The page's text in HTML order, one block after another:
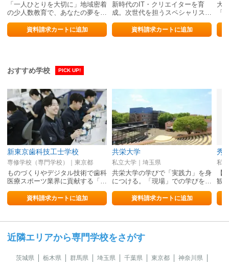
「一人ひとりを大切に」地域密着
の少人数教育で、あなたの夢をカ
タチに!
資料請求カートに追加
新時代のIT・クリエイターを育
成。次世代を担うスペシャリスト
を目指す！
資料請求カートに追加
大
「
は
おすすめ学校 PICK UP!
新東京歯科技工士学校
専修学校（専門学校）｜東京都
ものづくりやデジタル技術で歯科
医療スポーツ業界に貢献する「…
資料請求カートに追加
共栄大学
私立大学｜埼玉県
共栄大学の学びで「実践力」を身
につける。「現場」での学びを…
資料請求カートに追加
秀
私
【
観
近隣エリアから専門学校をさがす
茨城県 栃木県 群馬県 埼玉県 千葉県 東京都
神奈川県